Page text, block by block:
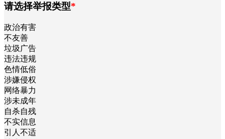
请选择举报类型*
政治有害
不友善
垃圾广告
违法违规
色情低俗
涉嫌侵权
网络暴力
涉未成年
自杀自残
不实信息
引人不适